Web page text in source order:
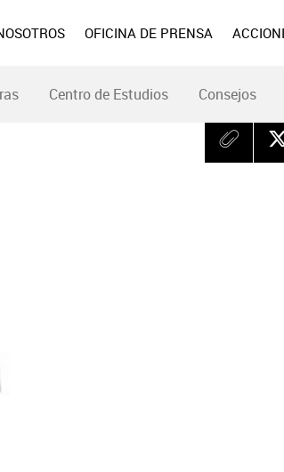
OFICINA DE PRENSA
Centro de Estudios Consejos